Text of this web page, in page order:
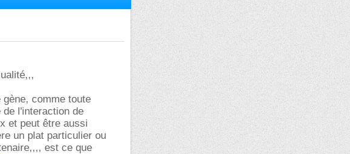
comme toute
l'interaction de
et peut être aussi
un plat particulier ou
est ce que